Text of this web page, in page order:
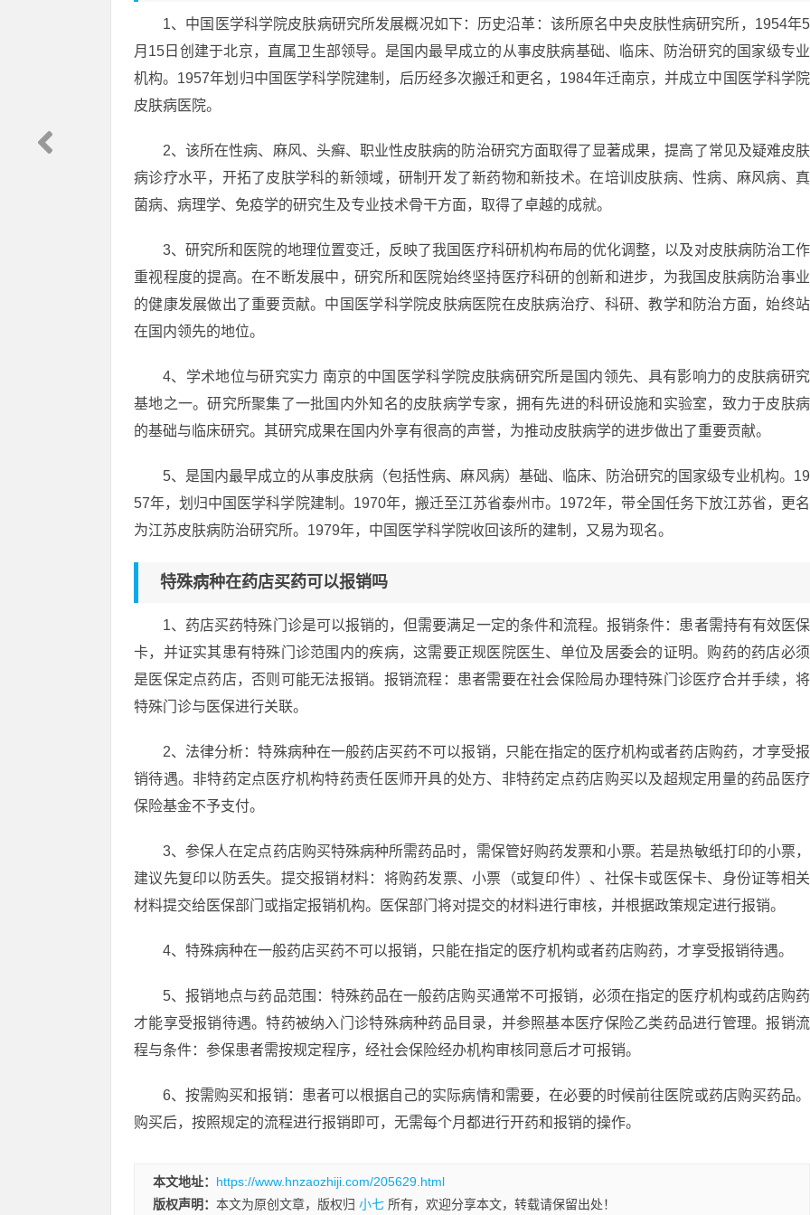
1、中国医学科学院皮肤病研究所发展概况如下：历史沿革：该所原名中央皮肤性病研究所，1954年5
月15日创建于北京，直属卫生部领导。是国内最早成立的从事皮肤病基础、临床、防治研究的国家级专业
机构。1957年划归中国医学科学院建制，后历经多次搬迁和更名，1984年迁南京，并成立中国医学科学院
皮肤病医院。
2、该所在性病、麻风、头癣、职业性皮肤病的防治研究方面取得了显著成果，提高了常见及疑难皮肤
病诊疗水平，开拓了皮肤学科的新领域，研制开发了新药物和新技术。在培训皮肤病、性病、麻风病、真
菌病、病理学、免疫学的研究生及专业技术骨干方面，取得了卓越的成就。
3、研究所和医院的地理位置变迁，反映了我国医疗科研机构布局的优化调整，以及对皮肤病防治工作
重视程度的提高。在不断发展中，研究所和医院始终坚持医疗科研的创新和进步，为我国皮肤病防治事业
的健康发展做出了重要贡献。中国医学科学院皮肤病医院在皮肤病治疗、科研、教学和防治方面，始终站
在国内领先的地位。
4、学术地位与研究实力 南京的中国医学科学院皮肤病研究所是国内领先、具有影响力的皮肤病研究
基地之一。研究所聚集了一批国内外知名的皮肤病学专家，拥有先进的科研设施和实验室，致力于皮肤病
的基础与临床研究。其研究成果在国内外享有很高的声誉，为推动皮肤病学的进步做出了重要贡献。
5、是国内最早成立的从事皮肤病（包括性病、麻风病）基础、临床、防治研究的国家级专业机构。19
57年，划归中国医学科学院建制。1970年，搬迁至江苏省泰州市。1972年，带全国任务下放江苏省，更名
为江苏皮肤病防治研究所。1979年，中国医学科学院收回该所的建制，又易为现名。
特殊病种在药店买药可以报销吗
1、药店买药特殊门诊是可以报销的，但需要满足一定的条件和流程。报销条件：患者需持有有效医保
卡，并证实其患有特殊门诊范围内的疾病，这需要正规医院医生、单位及居委会的证明。购药的药店必须
是医保定点药店，否则可能无法报销。报销流程：患者需要在社会保险局办理特殊门诊医疗合并手续，将
特殊门诊与医保进行关联。
2、法律分析：特殊病种在一般药店买药不可以报销，只能在指定的医疗机构或者药店购药，才享受报
销待遇。非特药定点医疗机构特药责任医师开具的处方、非特药定点药店购买以及超规定用量的药品医疗
保险基金不予支付。
3、参保人在定点药店购买特殊病种所需药品时，需保管好购药发票和小票。若是热敏纸打印的小票，
建议先复印以防丢失。提交报销材料：将购药发票、小票（或复印件）、社保卡或医保卡、身份证等相关
材料提交给医保部门或指定报销机构。医保部门将对提交的材料进行审核，并根据政策规定进行报销。
4、特殊病种在一般药店买药不可以报销，只能在指定的医疗机构或者药店购药，才享受报销待遇。
5、报销地点与药品范围：特殊药品在一般药店购买通常不可报销，必须在指定的医疗机构或药店购药
才能享受报销待遇。特药被纳入门诊特殊病种药品目录，并参照基本医疗保险乙类药品进行管理。报销流
程与条件：参保患者需按规定程序，经社会保险经办机构审核同意后才可报销。
6、按需购买和报销：患者可以根据自己的实际病情和需要，在必要的时候前往医院或药店购买药品。
购买后，按照规定的流程进行报销即可，无需每个月都进行开药和报销的操作。
本文地址： https://www.hnzaozhiji.com/205629.html
版权声明： 本文为原创文章，版权归 小七 所有，欢迎分享本文，转载请保留出处！